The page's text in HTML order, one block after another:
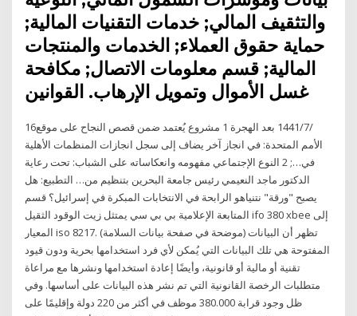
والتثقيف المالي; خدمات التقنيات المالية;
حماية حقوق العملاء; الخدمات والمنتجات
المالية; قسم معلومات الاتصال; مكافحة
غسل الأموال وتمويل الإرهاب. القوانين
16‏‏/7‏‏/1441 بعد الهجرة 1 مشروع يُعتمد ضمن قصص النجاح على موقع
الأمم المتحدة: في انجاز آخر يضاف إلى سجل انجازات المنظمات الأهلية
في…; 2 النوع الإجتماعي مفهومه وانعكاساته على الشباب: تحت رعاية
الدكتور ماجد النعيمي رئيس جامعة البحرين بتنظيم من… التطبيع: هل
يصبح "ورقة" نتنياهو الرابحة في الانتخابات المبكرة في إسرائيل؟ قسم
المتابعة الإعلامية بي بي سي يمتثل زيت الوقود الثقيل ifo 380 xbee إلى
المعيار iso 8217. (موضحة في صفحة بيانات السلامة) تظهر أن البيانات
المفتوحة هي تلك البيانات التي يُمكن لأي فرد استخدامها بحرية ودون قيود
تقنية أو مالية أو قانونية، وأيضًا إعادة استخدامها ونشرها مع مراعاة
متطلبات الرخصة القانونية التي تم نشر هذه البيانات على أساسها. وفي
ظل وجود قرابة 380.000 موظف في أكثر من 220 دولة وإقليمًا على